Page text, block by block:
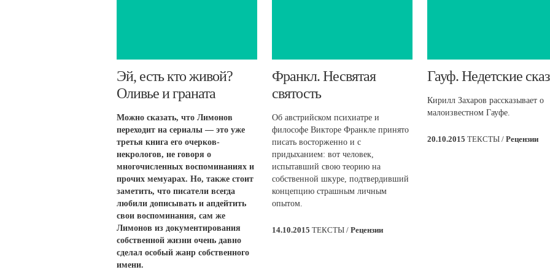
Эй, есть кто живой?
Оливье и граната
Можно сказать, что Лимонов
переходит на сериалы — это уже
третья книга его очерков-
некрологов, не говоря о
многочисленных воспоминаниях и
прочих мемуарах. Но, также стоит
заметить, что писатели всегда
любили дописывать и апдейтить
свои воспоминания, сам же
Лимонов из документирования
собственной жизни очень давно
сделал особый жанр собственного
имени.
​Франкл. Несвятая
святость
Об австрийском психиатре и
философе Викторе Франкле принято
писать восторженно и с
придыханием: вот человек,
испытавший свою теорию на
собственной шкуре, подтвердивший
концепцию страшным личным
опытом.
14.10.2015 ТЕКСТЫ / Рецензии
Гауф. Недетские
Кирилл Захаров рассказывает о
малоизвестном Гауфе.
20.10.2015 ТЕКСТЫ / Рецензии